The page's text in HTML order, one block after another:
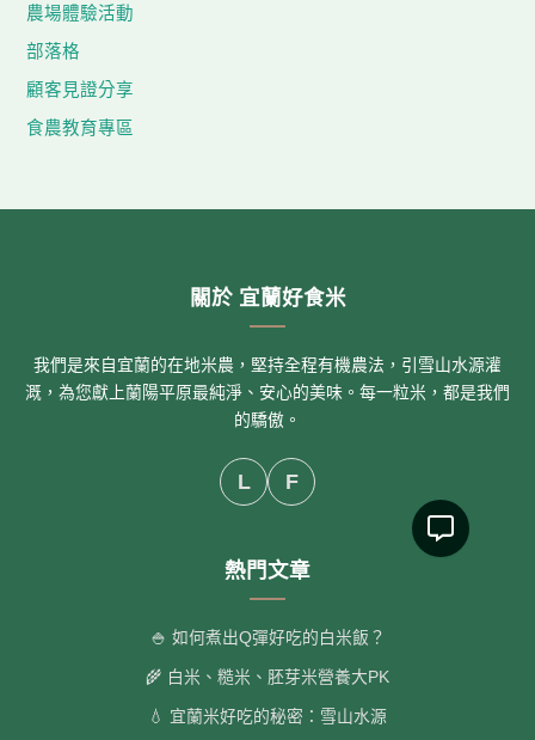
農場體驗活動
部落格
顧客見證分享
食農教育專區
關於 宜蘭好食米
我們是來自宜蘭的在地米農，堅持全程有機農法，引雪山水源灌
溉，為您獻上蘭陽平原最純淨、安心的美味。每一粒米，都是我們
的驕傲。
L F
熱門文章
🍚 如何煮出Q彈好吃的白米飯？
🌾 白米、糙米、胚芽米營養大PK
💧 宜蘭米好吃的秘密：雪山水源